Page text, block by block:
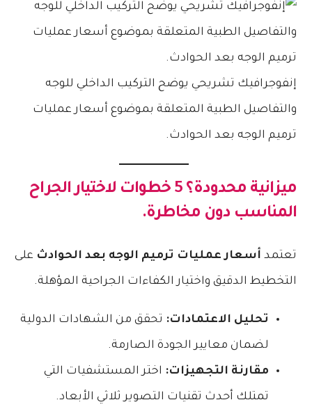
إنفوجرافيك تشريحي يوضح التركيب الداخلي للوجه
والتفاصيل الطبية المتعلقة بموضوع أسعار عمليات
ترميم الوجه بعد الحوادث.
ميزانية محدودة؟ 5 خطوات لاختيار الجراح
المناسب دون مخاطرة.
تعتمد أسعار عمليات ترميم الوجه بعد الحوادث على
التخطيط الدقيق واختيار الكفاءات الجراحية المؤهلة.
تحليل الاعتمادات: تحقق من الشهادات الدولية
لضمان معايير الجودة الصارمة.
مقارنة التجهيزات: اختر المستشفيات التي
تمتلك أحدث تقنيات التصوير ثلاثي الأبعاد.